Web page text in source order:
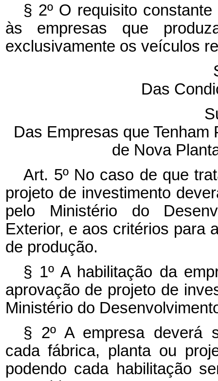
§ 2º O requisito
às empresas que
exclusivamente os veículos
Das
Das Empresas que
de Nova
Art. 5º No caso de que
projeto de investimento
pelo Ministério do
Exterior, e aos critérios para
de produção.
§ 1º A habilitação da
aprovação de projeto de
Ministério do
§ 2º A empresa deverá
cada fábrica, planta ou
podendo cada habilitação